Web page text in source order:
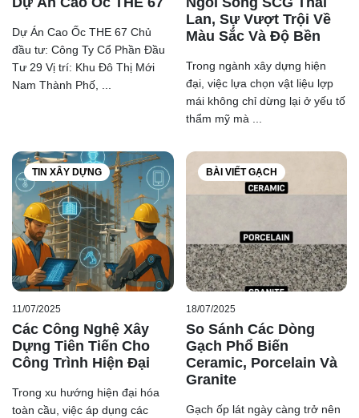
Dự Án Cao Ốc THE 67 Chủ
đầu tư: Công Ty Cổ Phần Đầu
Tư 29 Vị trí: Khu Đô Thị Mới
Nam Thành Phố, ...
Lan, Sự Vượt Trội Về
Màu Sắc Và Độ Bền
Trong ngành xây dựng hiện
đại, việc lựa chọn vật liệu lợp
mái không chỉ dừng lại ở yếu tố
thẩm mỹ mà ...
TIN XÂY DỰNG
11/07/2025
Các Công Nghệ Xây
Dựng Tiên Tiến Cho
Công Trình Hiện Đại
Trong xu hướng hiện đại hóa
toàn cầu, việc áp dụng các
BÀI VIẾT GẠCH
18/07/2025
So Sánh Các Dòng
Gạch Phổ Biến
Ceramic, Porcelain Và
Granite
Gạch ốp lát ngày càng trở nên